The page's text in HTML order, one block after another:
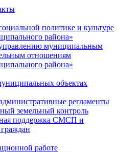
политике и культуре
района»
муниципальным
отношениям
района»
объектах
регламенты
земельный контроль
поддержка СМСП и
работе